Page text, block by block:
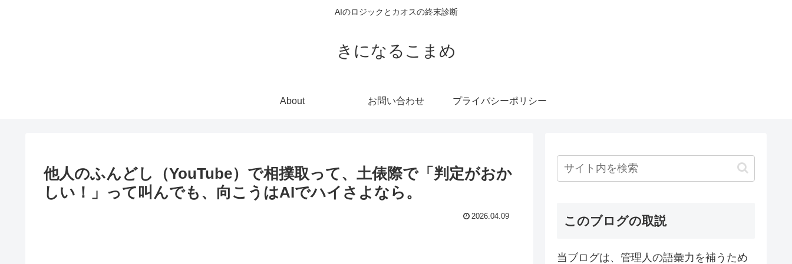
AIのロジックとカオスの終末診断
きになるこまめ
About お問い合わせ プライバシーポリシー
他人のふんどし（YouTube）で相撲取って、土俵際で「判定がおか
しい！」って叫んでも、向こうはAIでハイさよなら。
2026.04.09 このブログの取説
当ブログは、管理人の語彙力を補うため